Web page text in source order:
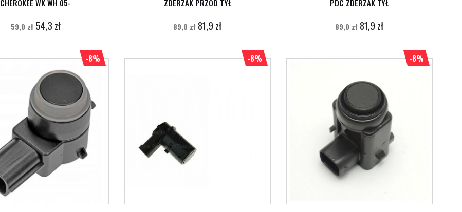
CHEROKEE WK WH 05-
59,0 zł 54,3 zł
ZDERZAK PRZÓD TYŁ
89,0 zł 81,9 zł
PDC ZDERZAK TYŁ
89,0 zł 81,9 zł
-8% -8% -8%